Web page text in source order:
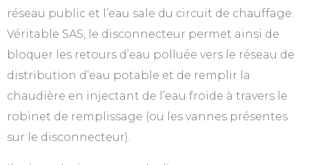
réseau public et l’eau sale du circuit de chauffage.
Véritable SAS, le disconnecteur permet ainsi de
bloquer les retours d’eau polluée vers le réseau de
distribution d’eau potable et de remplir la
chaudière en injectant de l’eau froide à travers le
robinet de remplissage (ou les vannes présentes
sur le disconnecteur).